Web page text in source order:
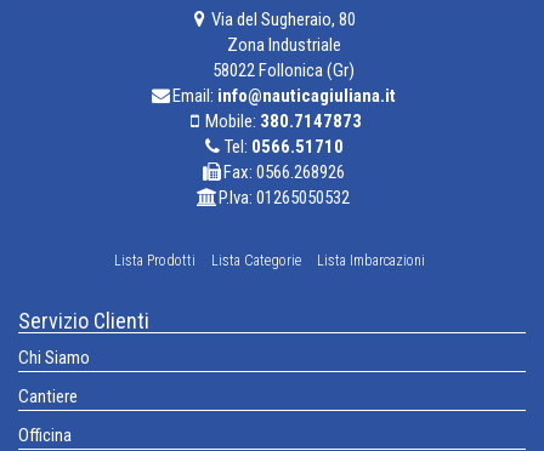
Via del Sugheraio, 80
Zona Industriale
58022 Follonica (Gr)
Email: info@nauticagiuliana.it
Mobile: 380.7147873
Tel: 0566.51710
Fax: 0566.268926
P.Iva: 01265050532
Lista Prodotti Lista Categorie Lista Imbarcazioni
Servizio Clienti
Chi Siamo
Cantiere
Officina